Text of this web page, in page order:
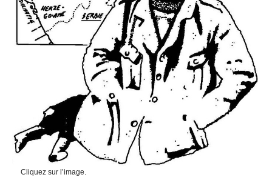
Cliquez sur l’image.